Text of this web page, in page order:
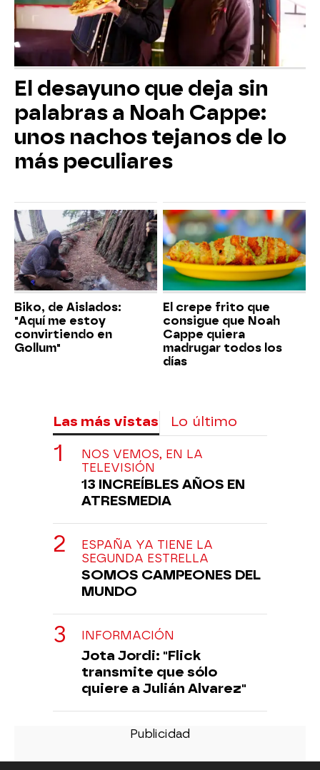
El desayuno que deja sin
palabras a Noah Cappe:
unos nachos tejanos de lo
más peculiares
Biko, de Aislados:
"Aquí me estoy
convirtiendo en
Gollum"
El crepe frito que
consigue que Noah
Cappe quiera
madrugar todos los
días
Las más vistas Lo último
NOS VEMOS, EN LA
TELEVISIÓN
13 INCREÍBLES AÑOS EN
ATRESMEDIA
ESPAÑA YA TIENE LA
SEGUNDA ESTRELLA
SOMOS CAMPEONES DEL
MUNDO
INFORMACIÓN
Jota Jordi: "Flick
transmite que sólo
quiere a Julián Alvarez"